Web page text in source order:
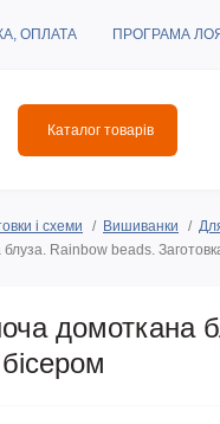
ОПЛАТА ПРОГРАМА
Каталог товарів
і схеми Вишиванки
Rainbow beads.
домоткана